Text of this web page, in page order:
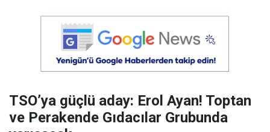
TSO’ya güçlü aday: Erol Ayan! Toptan
ve Perakende Gıdacılar Grubunda